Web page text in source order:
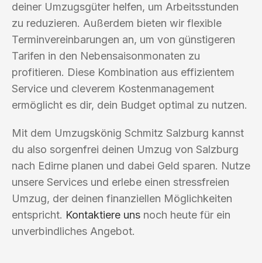
deiner Umzugsgüter helfen, um Arbeitsstunden
zu reduzieren. Außerdem bieten wir flexible
Terminvereinbarungen an, um von günstigeren
Tarifen in den Nebensaisonmonaten zu
profitieren. Diese Kombination aus effizientem
Service und cleverem Kostenmanagement
ermöglicht es dir, dein Budget optimal zu nutzen.
Mit dem Umzugskönig Schmitz Salzburg kannst
du also sorgenfrei deinen Umzug von Salzburg
nach Edirne planen und dabei Geld sparen. Nutze
unsere Services und erlebe einen stressfreien
Umzug, der deinen finanziellen Möglichkeiten
entspricht. Kontaktiere uns noch heute für ein
unverbindliches Angebot.